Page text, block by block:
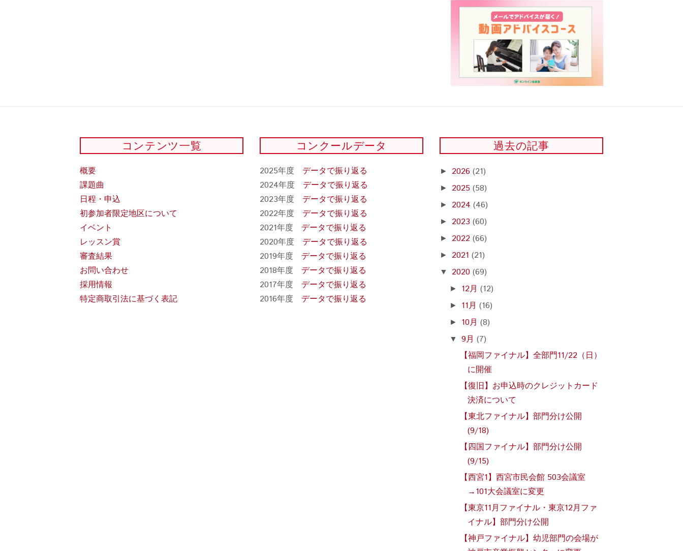
コンテンツ一覧
概要
課題曲
日程・申込
初参加者限定地区について
イベント
レッスン賞
審査結果
お問い合わせ
採用情報
特定商取引法に基づく表記
コンクールデータ
2025年度 データで振り返る
2024年度 データで振り返る
2023年度 データで振り返る
2022年度 データで振り返る
2021年度 データで振り返る
2020年度 データで振り返る
2019年度 データで振り返る
2018年度 データで振り返る
2017年度 データで振り返る
2016年度 データで振り返る
過去の記事
► 2026 (21)
► 2025 (58)
► 2024 (46)
► 2023 (60)
► 2022 (66)
► 2021 (21)
▼ 2020 (69)
► 12月(12)
► 11月(16)
► 10月(8)
▼9月(7)
【福岡ファイナル】全部門11/22（日）
に開催
【復旧】お申込時のクレジットカード
決済について
【東北ファイナル】部門分け公開
(9/18)
【四国ファイナル】部門分け公開
(9/15)
【西宮1】西宮市民会館 503会議室
→101大会議室に変更
【東京11月ファイナル・東京12月ファ
イナル】部門分け公開
【神戸ファイナル】幼児部門の会場が